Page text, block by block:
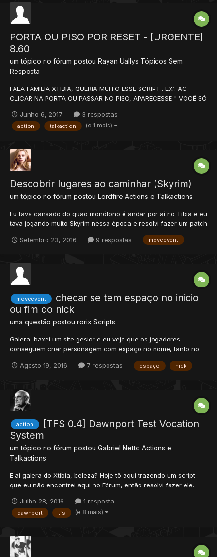
PORTA OU PISO POR RESET - [URGENTE]
8.60
um tópico no fórum postou Rayan Uallys Tópicos Sem
Resposta
FALA FAMILIA XTIBIA, QUERIA MUITO ESSE SCRIPT.. EX:. AO
CLICAR NA PORTA OU PASSAR NO PISO, APARECESSE " VOCÊ SÓ
COM ESSE TIPO DE SCRIPT MUDANDO SÓ OS RESETS! MEU
SISTEMA DE RESET.LUA QUEM PODER AJUDAR, AGRADEÇO.
Junho 6, 2017 3 respostas
action talkaction (e 1 mais)
Descobrir lugares ao caminhar (Skyrim)
um tópico no fórum postou Lordfire Actions e Talkactions
Eu tava cansado do quão monótono é andar por aí no Tibia e eu
tava jogando muito Skyrim nessa época e resolvi fazer um patch
mensagem pro player e marca no mapa onde fica. Funciona na
Setembro 23, 2016 9 respostas moveevent
moveevent
checar se tem espaço no inicio
ou fim do nick
uma questão postou rorix Scripts
Galera, baxei um site gesior e eu vejo que os jogadores
conseguem criar personagem com espaço no nome, tanto no
exiva nesses players. Por exemplo, o cara cria o nick: Darkness,
Agosto 19, 2016 7 respostas espaço nick
action
[TFS 0.4] Dawnport Test Vocation
System
um tópico no fórum postou Gabriel Netto Actions e
Talkactions
E aí galera do Xtibia, beleza? Hoje tô aqui trazendo um script
que eu não encontrei aqui no Fórum, então resolvi fazer ele.
muito semelhante ao "teste de vocations" de Dawnport. Vindo
itens e pots ao passar pelo tile, e impedindo q...
Julho 28, 2016 1 resposta
dawnport tfs (e 8 mais)